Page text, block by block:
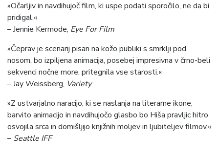
»Očarljiv in navdihujoč film, ki uspe podati sporočilo, ne da bi
pridigal.«
– Jennie Kermode, Eye For Film
»Čeprav je scenarij pisan na kožo publiki s smrklji pod
nosom, bo izpiljena animacija, posebej impresivna v črno-beli
sekvenci nočne more, pritegnila vse starosti.«
– Jay Weissberg, Variety
»Z ustvarjalno naracijo, ki se naslanja na literarne ikone,
barvito animacijo in navdihujočo glasbo bo Hiša pravljic hitro
osvojila srca in domišljijo knjižnih moljev in ljubiteljev filmov.«
– Seattle IFF